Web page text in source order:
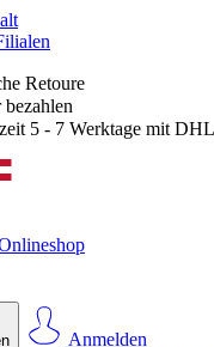
Retoure
5 - 7 Werktage mit DHL
Anmelden